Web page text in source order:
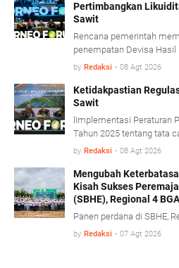
Pertimbangkan
Sawit
Rencana pemerintah
penempatan Devisa Hasil
(DHE SDA) menjadi 50
usaha industri kelapa
by Redaksi - 08 Agt 2026
Ketidakpastian
Sawit
lImplementasi Peraturan
Tahun 2025 tentang tata
administratif di bidang
iklim investasi.
by Redaksi - 08 Agt 2026
Mengubah
Kisah Sukses
(SBHE), Regional 4
Panen perdana di SBHE,
by Redaksi - 07 Agt 2026